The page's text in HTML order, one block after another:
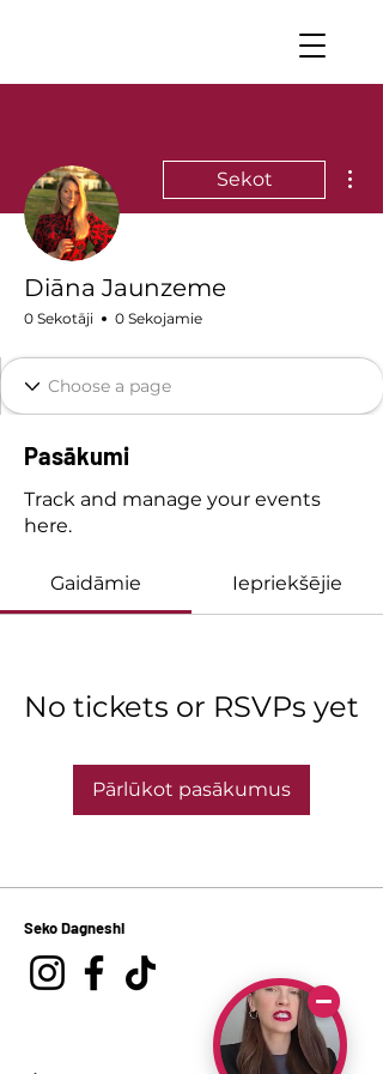
Sekot
Diāna Jaunzeme
0 Sekotāji 0 Sekojamie
Pasākumi
Track and manage your events
here.
Gaidāmie Iepriekšējie
No tickets or RSVPs yet
Pārlūkot pasākumus
Seko Dagneshi